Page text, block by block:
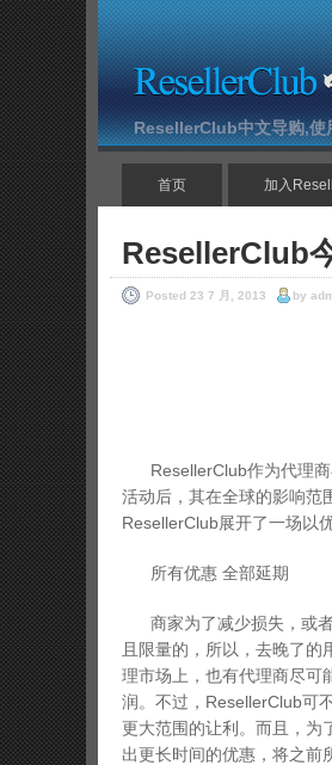
ResellerClub中文导购,使
首页 加入
ResellerClub
Posted 23 7 月, 2013 by
ResellerClub作为代理商
活动后，其在全球的影响范
ResellerClub展开了一场以
所有优惠 全部延期
商家为了减少损失，或者
且限量的，所以，去晚了
理市场上，也有代理商尽可
润。不过，ResellerClub可
更大范围的让利。而且，为
出更长时间的优惠，将之前